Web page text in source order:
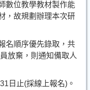
數位教學教材製作能
，故規劃辦理本次研
名順序優先錄取，共
放棄，則通知備取人
日止(採線上報名)。